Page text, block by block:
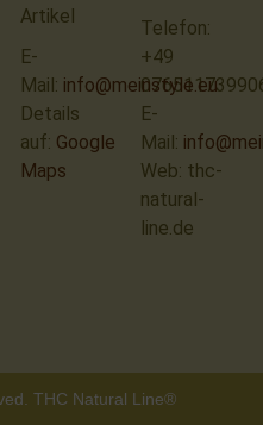
Telefon:
+49
E-
Mail:
Web: thc-
natural-
line.de
Artikel
E-
Mail: info@meinstyle.eu
Details
auf: Google
Maps
THC Natural Line®